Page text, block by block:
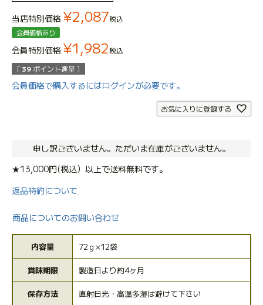
当店特別価格 ¥2,087税込
会員価格あり
会員特別価格 ¥1,982税込
[ 39 ポイント進呈 ]
会員価格で購入するにはログインが必要です。
お気に入りに登録する
申し訳ございません。ただいま在庫がございません。
★13,000円(税込）以上で送料無料です。
返品特約について
商品についてのお問い合わせ
内容量 72ｇ×12袋
賞味期限 製造日より約4ヶ月
保存方法 直射日光・高温多湿は避けて下さい